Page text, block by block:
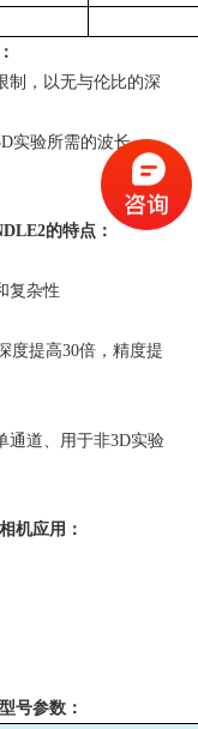
制，以无与伦比的深
实验所需的波长。
的特点：
复杂性
度提高30倍，精度提
通道、用于非3D实验
机应用：
号参数：